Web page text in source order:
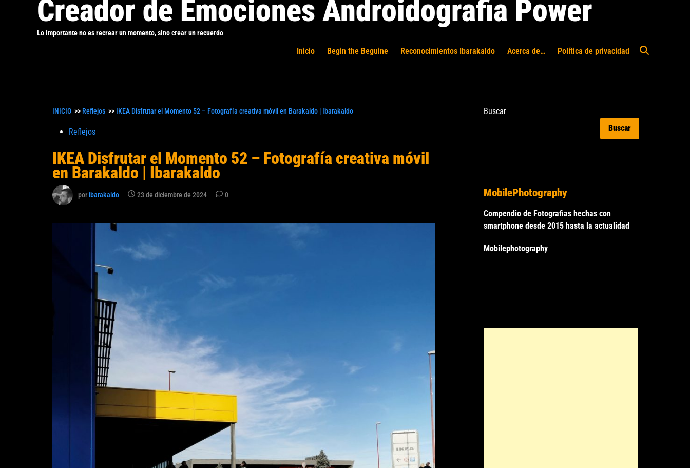
Creador de Emociones Androidografia Power
Lo importante no es recrear un momento, sino crear un recuerdo
Inicio Begin the Beguine Reconocimientos Ibarakaldo Acerca de… Política de privacidad
Abrir
INICIO >> Reflejos >> IKEA Disfrutar el Momento 52 – Fotografía creativa móvil en Barakaldo | Ibarakaldo
Publicado
Reflejos
IKEA Disfrutar el Momento 52 – Fotografía creativa móvil
en Barakaldo | Ibarakaldo
poribarakaldo 23 de diciembre de 2024 0
Buscar
Buscar
MobilePhotography
Compendio de Fotografias hechas con
smartphone desde 2015 hasta la actualidad
Mobilephotography